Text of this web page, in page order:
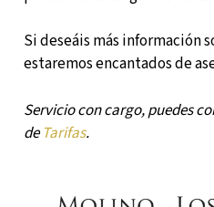
Si deseáis más información
estaremos encantados de
Servicio con cargo, puedes
de Tarifas.